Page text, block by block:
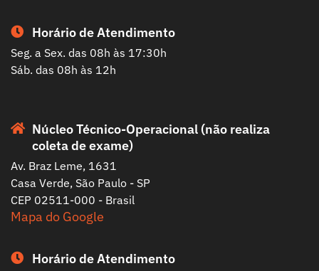
Horário de Atendimento
Seg. a Sex. das 08h às 17:30h
Sáb. das 08h às 12h
Núcleo Técnico-Operacional (não realiza
coleta de exame)
Av. Braz Leme, 1631
Casa Verde, São Paulo - SP
CEP 02511-000 - Brasil
Mapa do Google
Horário de Atendimento